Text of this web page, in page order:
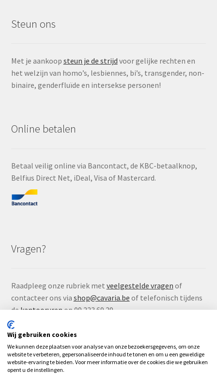
Steun ons
Met je aankoop steun je de strijd voor gelijke rechten en
het welzijn van homo’s, lesbiennes, bi’s, transgender, non-
binaire, genderfluïde en intersekse personen!
Online betalen
Betaal veilig online via Bancontact, de KBC-betaalknop,
Belfius Direct Net, iDeal, Visa of Mastercard.
Vragen?
Raadpleeg onze rubriek met veelgestelde vragen of
contacteer ons via shop@cavaria.be of telefonisch tijdens
dekantoorurenop 09 223 69 29.
© Çavaria Webshop 2026
Wij gebruiken cookies
We kunnen deze plaatsen voor analyse van onze bezoekersgegevens, om onze
website te verbeteren, gepersonaliseerde inhoud te tonen en om u een geweldige
website-ervaring te bieden. Voor meer informatie over de cookies die we gebruiken
opent u de instellingen.